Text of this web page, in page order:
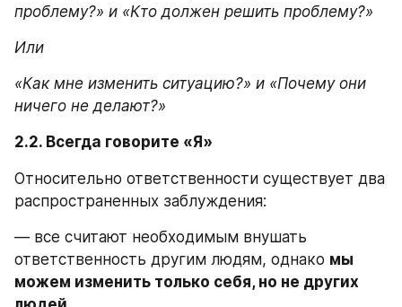
проблему?» и «Кто должен решить проблему?»
Или
«Как мне изменить ситуацию?» и «Почему они
ничего не делают?»
2.2. Всегда говорите «Я»
Относительно ответственности существует два
распространенных заблуждения:
— все считают необходимым внушать
ответственность другим людям, однако мы
можем изменить только себя, но не других